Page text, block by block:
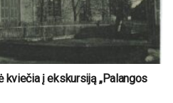
kviečia į ekskursiją „Palangos